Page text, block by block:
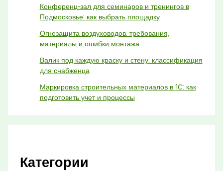
Конференц-зал для семинаров и тренингов в
Подмосковье: как выбрать площадку
Огнезащита воздуховодов: требования,
материалы и ошибки монтажа
Валик под каждую краску и стену: классификация
для снабженца
Маркировка строительных материалов в 1С: как
подготовить учет и процессы
Категории